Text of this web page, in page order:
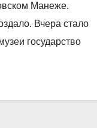
Манеже.
Вчера стало
государство